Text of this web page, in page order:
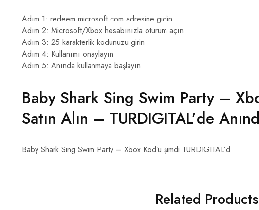
Adım 1: redeem.microsoft.com adresine gidin
Adım 2: Microsoft/Xbox hesabınızla oturum açın
Adım 3: 25 karakterlik kodunuzu girin
Adım 4: Kullanımı onaylayın
Adım 5: Anında kullanmaya başlayın
Baby Shark Sing Swim Party –
Satın Alın – TURDIGITAL’de
Baby Shark Sing Swim Party – Xbox Kod’u şimdi TURDIGITAL’d
Related Products